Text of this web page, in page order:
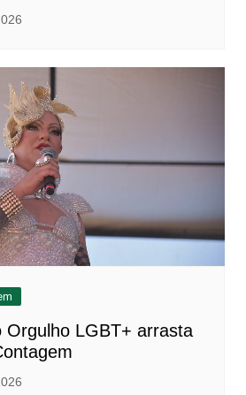
Orgulho LGBT+ arrasta